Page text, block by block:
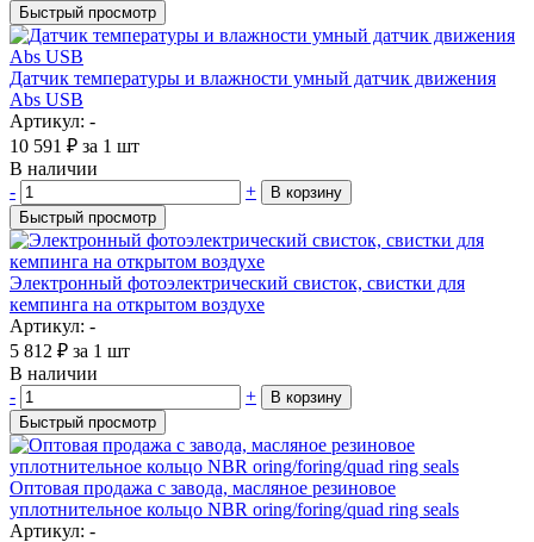
Быстрый просмотр
Датчик температуры и влажности умный датчик движения
Abs USB
Артикул: -
10 591 ₽ за 1 шт
В наличии
-
+
В корзину
Быстрый просмотр
Электронный фотоэлектрический свисток, свистки для
кемпинга на открытом воздухе
Артикул: -
5 812 ₽ за 1 шт
В наличии
-
+
В корзину
Быстрый просмотр
Оптовая продажа с завода, масляное резиновое
уплотнительное кольцо NBR oring/foring/quad ring seals
Артикул: -